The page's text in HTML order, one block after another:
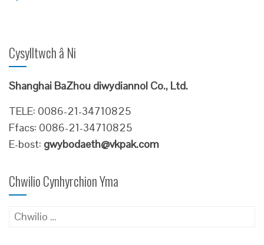
Cysylltwch â Ni
Shanghai BaZhou diwydiannol Co., Ltd.
TELE: 0086-21-34710825
Ffacs: 0086-21-34710825
E-bost: gwybodaeth@vkpak.com
Chwilio Cynhyrchion Yma
Chwilio